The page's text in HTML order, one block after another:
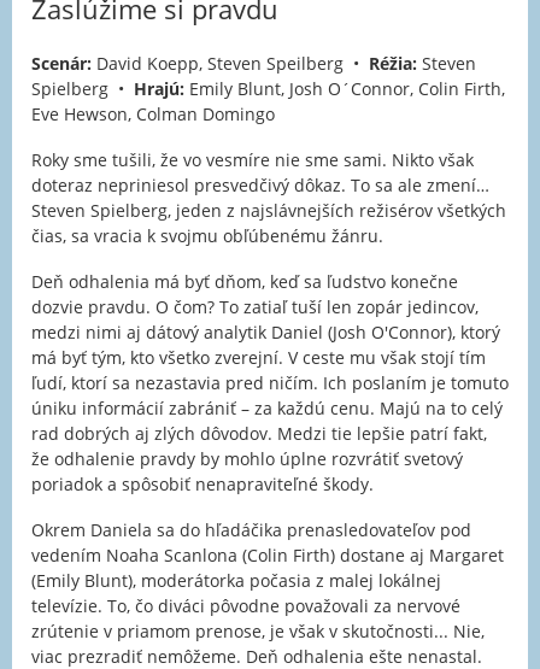
Zaslúžime si pravdu
Scenár: David Koepp, Steven Speilberg • Réžia: Steven
Spielberg • Hrajú: Emily Blunt, Josh O´Connor, Colin Firth,
Eve Hewson, Colman Domingo
Roky sme tušili, že vo vesmíre nie sme sami. Nikto však
doteraz nepriniesol presvedčivý dôkaz. To sa ale zmení…
Steven Spielberg, jeden z najslávnejších režisérov všetkých
čias, sa vracia k svojmu obľúbenému žánru.
Deň odhalenia má byť dňom, keď sa ľudstvo konečne
dozvie pravdu. O čom? To zatiaľ tuší len zopár jedincov,
medzi nimi aj dátový analytik Daniel (Josh O'Connor), ktorý
má byť tým, kto všetko zverejní. V ceste mu však stojí tím
ľudí, ktorí sa nezastavia pred ničím. Ich poslaním je tomuto
úniku informácií zabrániť – za každú cenu. Majú na to celý
rad dobrých aj zlých dôvodov. Medzi tie lepšie patrí fakt,
že odhalenie pravdy by mohlo úplne rozvrátiť svetový
poriadok a spôsobiť nenapraviteľné škody.
Okrem Daniela sa do hľadáčika prenasledovateľov pod
vedením Noaha Scanlona (Colin Firth) dostane aj Margaret
(Emily Blunt), moderátorka počasia z malej lokálnej
televízie. To, čo diváci pôvodne považovali za nervové
zrútenie v priamom prenose, je však v skutočnosti... Nie,
viac prezradiť nemôžeme. Deň odhalenia ešte nenastal.